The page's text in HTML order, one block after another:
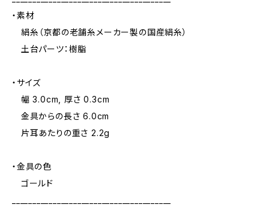
・素材
絹糸（京都の老舗糸メーカー製の国産絹糸）
土台パーツ：樹脂
・サイズ
幅 3.0cm, 厚さ 0.3cm
金具からの長さ 6.0cm
片耳あたりの重さ 2.2g
・金具の色
ゴールド